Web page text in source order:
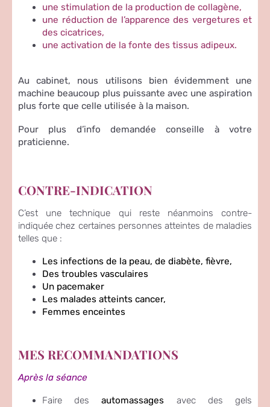
une stimulation de la production de collagène,
une réduction de l’apparence des vergetures et
des cicatrices,
une activation de la fonte des tissus adipeux.
Au cabinet, nous utilisons bien évidemment une
machine beaucoup plus puissante avec une aspiration
plus forte que celle utilisée à la maison.
Pour plus d’info demandée conseille à votre
praticienne.
CONTRE-INDICATION
C’est une technique qui reste néanmoins contre-
indiquée chez certaines personnes atteintes de maladies
telles que :
Les infections de la peau, de diabète, fièvre,
Des troubles vasculaires
Un pacemaker
Les malades atteints cancer,
Femmes enceintes
MES RECOMMANDATIONS
Après la séance
Faire desautomassages avec des gels